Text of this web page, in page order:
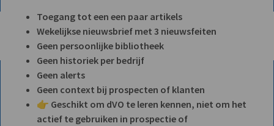
Toegang tot een een paar artikels
Wekelijkse nieuwsbrief met 3 nieuwsfeiten
Geen persoonlijke bibliotheek
Geen historiek per bedrijf
Geen alerts
Geen context bij prospecten of klanten
👉 Geschikt om dVO te leren kennen, niet om het
actief te gebruiken in prospectie of